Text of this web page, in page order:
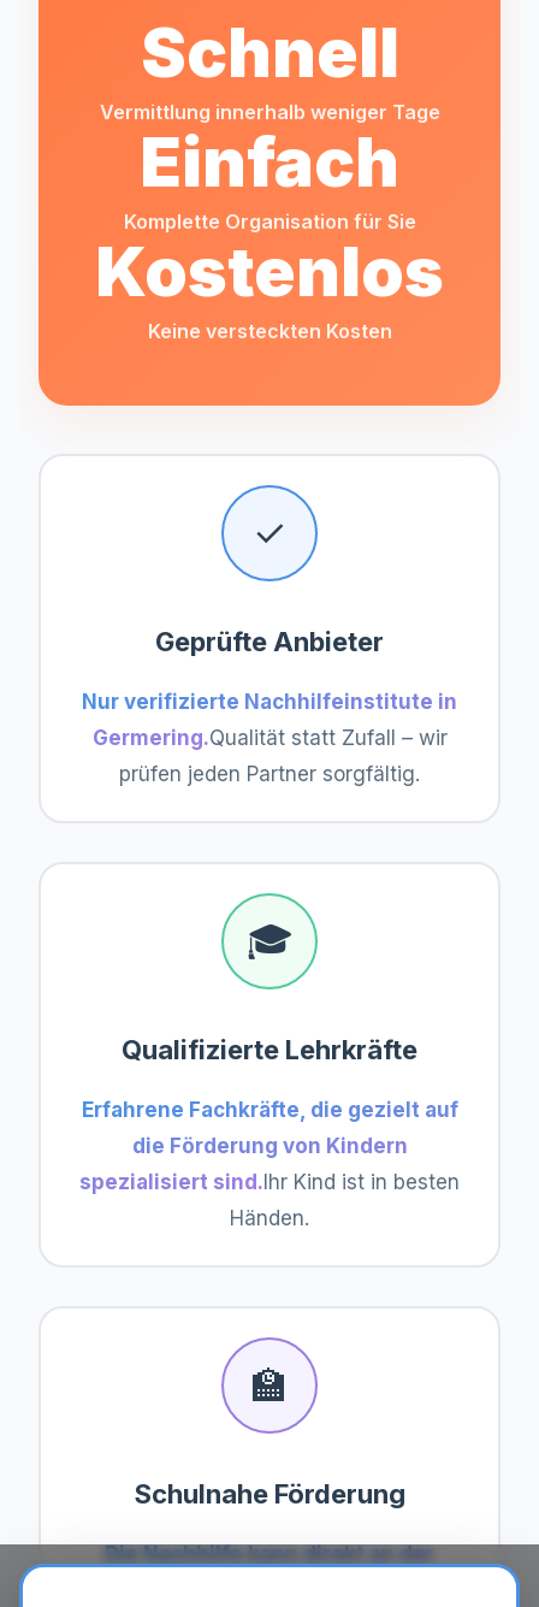
Schnell
Vermittlung innerhalb weniger Tage
Einfach
Komplette Organisation für Sie
Kostenlos
Keine versteckten Kosten
✓
Geprüfte Anbieter
Nur verifizierte Nachhilfeinstitute in
Germering.Qualität statt Zufall – wir
prüfen jeden Partner sorgfältig.
🎓
Qualifizierte Lehrkräfte
Erfahrene Fachkräfte, die gezielt auf
die Förderung von Kindern
spezialisiert sind. Ihr Kind ist in besten
Händen.
🏫
Schulnahe Förderung
Die Nachhilfe kann direkt an der